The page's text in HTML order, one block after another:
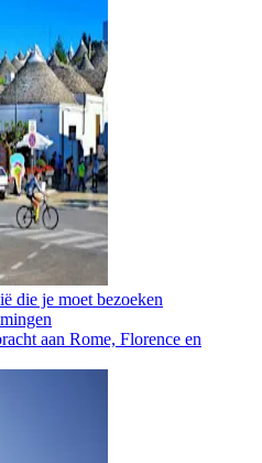
die je moet bezoeken
aan Rome, Florence en